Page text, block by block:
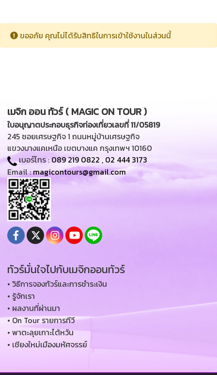
ขออภัย คุณไม่ได้รับสิทธิในการเข้าใช้งานในส่วนนี้
เมจิก ออน ทัวร์ ( MAGIC ON TOUR )
ใบอนุญาตประกอบธุรกิจท่องเที่ยวเลขที่ 11/05819
245 ซอยเศรษฐกิจ 1 ถนนหมู่บ้านเศรษฐกิจ
แขวงบางแคเหนือ เขตบางแค กรุงเทพฯ 10160
เบอร์โทร :089 219 0822 , 02 444 3173
Email :magicontours@gmail.com
ทัวร์มั่นใจไปกับเมจิกออนทัวร์
• วิธีการจองทัวร์และการชำระเงิน
• รู้จักเรา
• ผลงานที่ผ่านมา
• On Tour รายการทีวี
• พาตะลุยเกาะไต้หวัน
• เชียงใหม่เมืองมหัศจรรย์